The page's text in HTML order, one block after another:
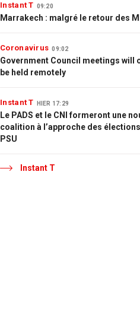
Instant T 09:20
Marrakech : malgré le retour des
Coronavirus 09:02
Government Council meetings will
be held remotely
Instant T HIER 17:29
Le PADS et le CNI formeront une
coalition à l’approche des
PSU
Instant T